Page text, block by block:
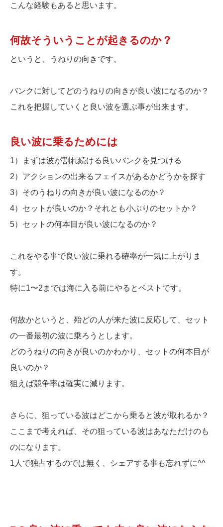
こんな経験もあると思います。
何故そういうことが起きるのか？
というと、うねりの向きです。
バンクに対してどのうねりの向きが良い波になるのか？
これを把握していくと良い波を選ぶ事が出来ます。
良い波に乗るためには
1）まずは波が割れ続ける良いバンクを見つける
2）アクションの出来るフェイスがあるかどうかを探す
3）そのうねりの向きが良い波になるのか？
4）セットが良いのか？それとも小ぶりのセットか？
5）セットの何本目が良い波になるのか？
これをやる事で良い波に乗れる確率が一気に上がりま
す。
特に1〜2までは海に入る前にやるとベストです。
何故かというと、殆どの人が来た波に反応して、セット
の一番最初の波に乗ろうとします。
どのうねりの向きが良いのかわかり、セットの何本目が
良いのか？
狙えば競争率は確実に減ります。
さらに、狙っている波はどこから乗ると波が取れるか？
ここまで考えれば、その狙っている波はあなただけのも
のになります。
1人で独占するのでは無く、シェアする事も忘れずに^^